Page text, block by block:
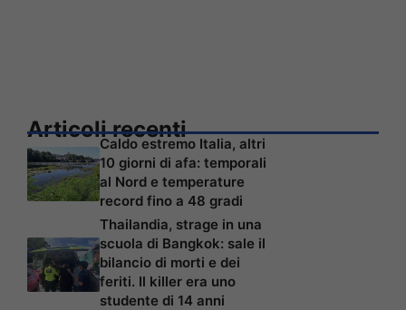
Articoli recenti
Caldo estremo Italia, altri
10 giorni di afa: temporali
al Nord e temperature
record fino a 48 gradi
Thailandia, strage in una
scuola di Bangkok: sale il
bilancio di morti e dei
feriti. Il killer era uno
studente di 14 anni